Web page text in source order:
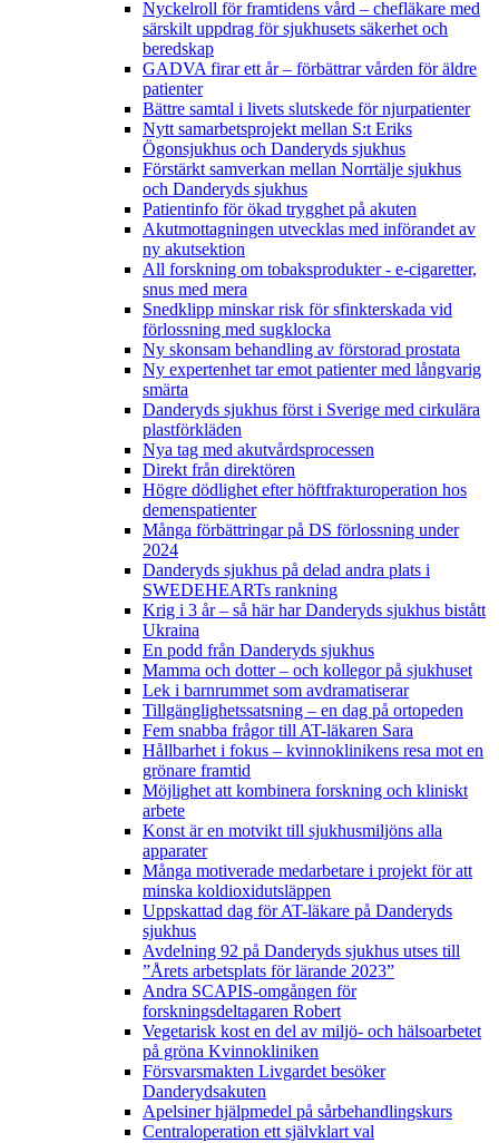
Nyckelroll för framtidens vård – chefläkare med
särskilt uppdrag för sjukhusets säkerhet och
beredskap
GADVA firar ett år – förbättrar vården för äldre
patienter
Bättre samtal i livets slutskede för njurpatienter
Nytt samarbetsprojekt mellan S:t Eriks
Ögonsjukhus och Danderyds sjukhus
Förstärkt samverkan mellan Norrtälje sjukhus
och Danderyds sjukhus
Patientinfo för ökad trygghet på akuten
Akutmottagningen utvecklas med införandet av
ny akutsektion
All forskning om tobaksprodukter - e-cigaretter,
snus med mera
Snedklipp minskar risk för sfinkterskada vid
förlossning med sugklocka
Ny skonsam behandling av förstorad prostata
Ny expertenhet tar emot patienter med långvarig
smärta
Danderyds sjukhus först i Sverige med cirkulära
plastförkläden
Nya tag med akutvårdsprocessen
Direkt från direktören
Högre dödlighet efter höftfrakturoperation hos
demenspatienter
Många förbättringar på DS förlossning under
2024
Danderyds sjukhus på delad andra plats i
SWEDEHEARTs rankning
Krig i 3 år – så här har Danderyds sjukhus bistått
Ukraina
En podd från Danderyds sjukhus
Mamma och dotter – och kollegor på sjukhuset
Lek i barnrummet som avdramatiserar
Tillgänglighetssatsning – en dag på ortopeden
Fem snabba frågor till AT-läkaren Sara
Hållbarhet i fokus – kvinnoklinikens resa mot en
grönare framtid
Möjlighet att kombinera forskning och kliniskt
arbete
Konst är en motvikt till sjukhusmiljöns alla
apparater
Många motiverade medarbetare i projekt för att
minska koldioxidutsläppen
Uppskattad dag för AT-läkare på Danderyds
sjukhus
Avdelning 92 på Danderyds sjukhus utses till
”Årets arbetsplats för lärande 2023”
Andra SCAPIS-omgången för
forskningsdeltagaren Robert
Vegetarisk kost en del av miljö- och hälsoarbetet
på gröna Kvinnokliniken
Försvarsmakten Livgardet besöker
Danderydsakuten
Apelsiner hjälpmedel på sårbehandlingskurs
Centraloperation ett självklart val